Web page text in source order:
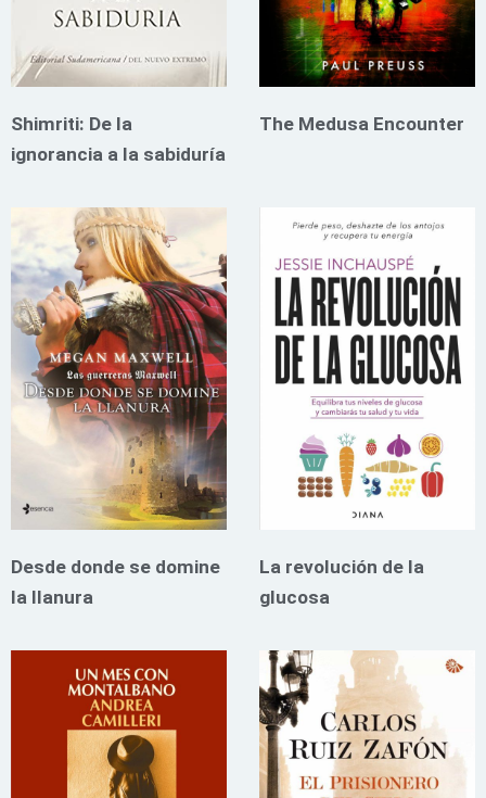
Shimriti: De la
ignorancia a la sabiduría
The Medusa Encounter
Desde donde se domine
la llanura
La revolución de la
glucosa